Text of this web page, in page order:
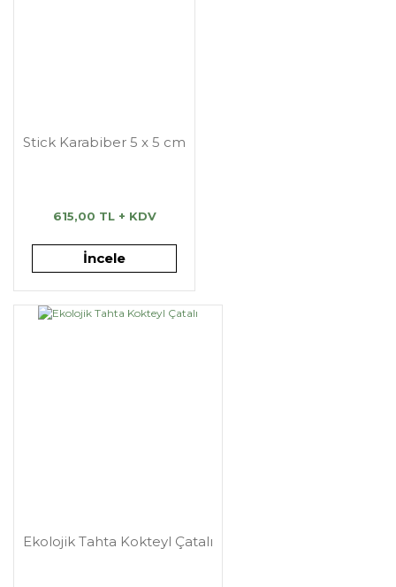
Stick Karabiber 5 x 5 cm
615,00 TL + KDV
İncele
Ekolojik Tahta Kokteyl Çatalı